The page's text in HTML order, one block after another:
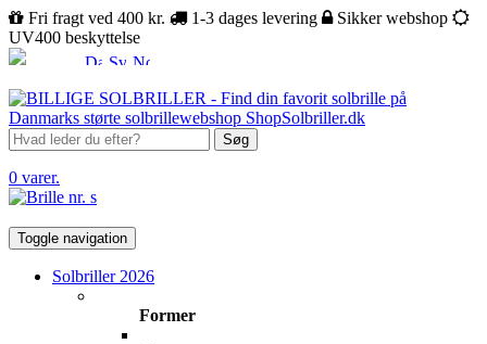
Fri fragt ved 400 kr. 1-3 dages levering
Sikker webshop
UV400 beskyttelse
Søg
0 varer.
Toggle navigation
Solbriller 2026
Former